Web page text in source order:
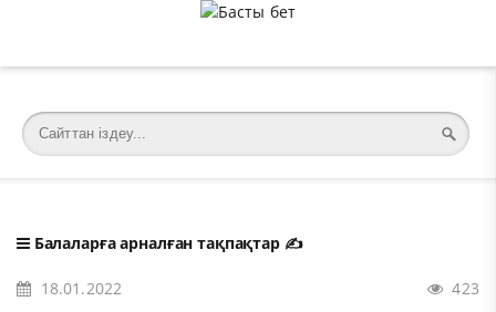
Балаларға арналған тақпақтар✍️
18.01.2022 423